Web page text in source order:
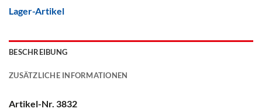
Lager-Artikel
BESCHREIBUNG
ZUSÄTZLICHE INFORMATIONEN
Artikel-Nr. 3832